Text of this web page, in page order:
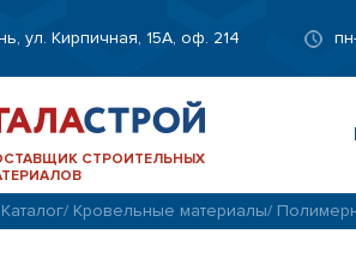
ул. Кирпичная, 15А, оф. 214
СТРОИТЕЛЬНЫХ
Каталог/ Кровельные материалы/